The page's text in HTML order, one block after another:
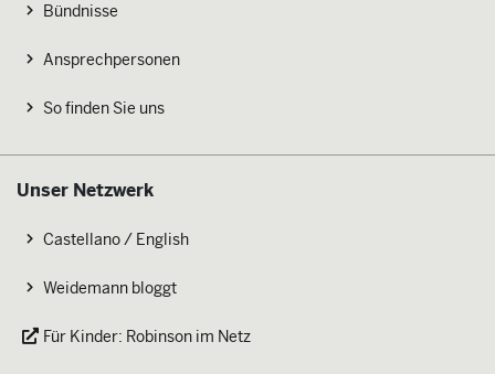
Bündnisse
Ansprechpersonen
So finden Sie uns
Unser Netzwerk
Castellano / English
Weidemann bloggt
Für Kinder: Robinson im Netz